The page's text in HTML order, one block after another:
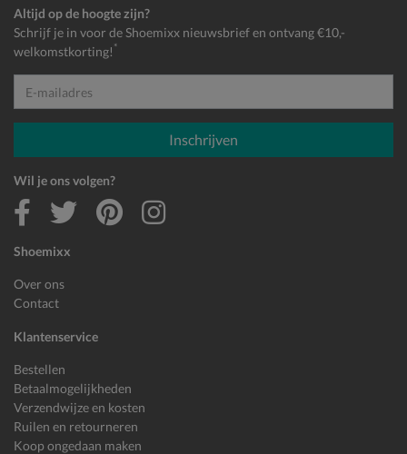
Shoemixx
Over ons
Contact
Klantenservice
Bestellen
Betaalmogelijkheden
Verzendwijze en kosten
Ruilen en retourneren
Koop ongedaan maken
Altijd op de hoogte zijn?
Schrijf je in voor de Shoemixx nieuwsbrief en ontvang €10,-
welkomstkorting! *
E-mailadres
Inschrijven
Wil je ons volgen?